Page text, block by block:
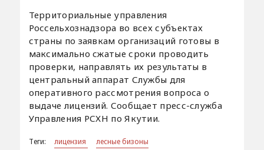
Территориальные управления
Россельхознадзора во всех субъектах
страны по заявкам организаций готовы в
максимально сжатые сроки проводить
проверки, направлять их результаты в
центральный аппарат Службы для
оперативного рассмотрения вопроса о
выдаче лицензий. Сообщает пресс-служба
Управления РСХН по Якутии.
Теги: лицензия лесные бизоны